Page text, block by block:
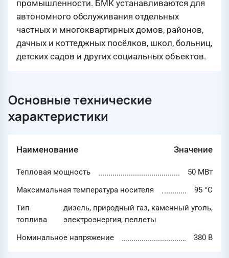
промышленности. БМК устанавливаются для
автономного обслуживания отдельных
частных и многоквартирных домов, районов,
дачных и коттеджных посёлков, школ, больниц,
детских садов и других социальных объектов.
Основные технические
характеристики
Наименование Значение
Тепловая мощность
50 МВт
Максимальная температура носителя
95 °C
Тип
топлива
дизель, природный газ, каменный уголь,
электроэнергия, пеллеты
Номинальное напряжение
380 В